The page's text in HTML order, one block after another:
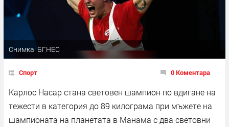
Снимка: БГНЕС
Спорт 0 Коментара
Карлос Насар стана световен шампион по вдигане на
тежести в категория до 89 килограма при мъжете на
шампионата на планетата в Манама с два световни